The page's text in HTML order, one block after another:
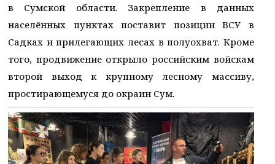
в Сумской области. Закрепление в данных
населённых пунктах поставит позиции ВСУ в
Садках и прилегающих лесах в полуохват. Кроме
того, продвижение открыло российским войскам
второй выход к крупному лесному массиву,
простирающемуся до окраин Сум.